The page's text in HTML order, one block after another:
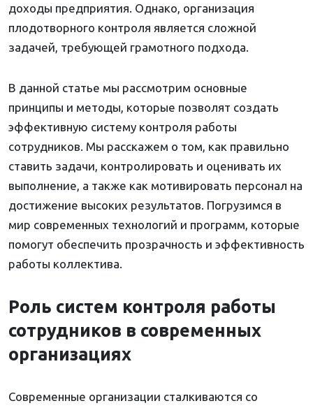
доходы предприятия. Однако, организация
плодотворного контроля является сложной
задачей, требующей грамотного подхода.
В данной статье мы рассмотрим основные
принципы и методы, которые позволят создать
эффективную систему контроля работы
сотрудников. Мы расскажем о том, как правильно
ставить задачи, контролировать и оценивать их
выполнение, а также как мотивировать персонал на
достижение высоких результатов. Погрузимся в
мир современных технологий и программ, которые
помогут обеспечить прозрачность и эффективность
работы коллектива.
Роль систем контроля работы
сотрудников в современных
организациях
Современные организации сталкиваются со